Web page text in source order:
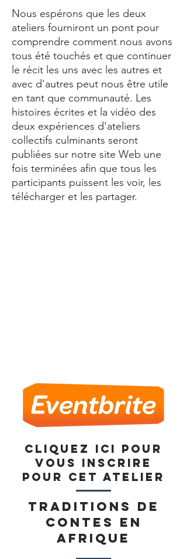
Nous espérons que les deux
ateliers fourniront un pont pour
comprendre comment nous avons
tous été touchés et que continuer
le récit les uns avec les autres et
avec d'autres peut nous être utile
en tant que communauté. Les
histoires écrites et la vidéo des
deux expériences d'ateliers
collectifs culminants seront
publiées sur notre site Web une
fois terminées afin que tous les
participants puissent les voir, les
télécharger et les partager.
Cliquez ici pour
vous inscrire
pour cet atelier
Traditions de
contes en
Afrique